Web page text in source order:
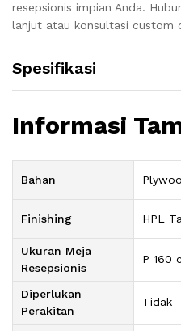
resepsionis impian Anda.
lanjut atau konsultasi custom
Spesifikasi
Informasi
Bahan
Finishing HPL
Ukuran Meja
Resepsionis
P 160
Diperlukan
Perakitan
Tidak